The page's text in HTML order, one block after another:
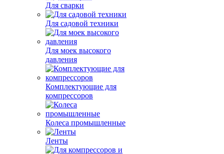
Для сварки
Для садовой техники
Для моек высокого
давления
Комплектующие для
компрессоров
Колеса промышленные
Ленты